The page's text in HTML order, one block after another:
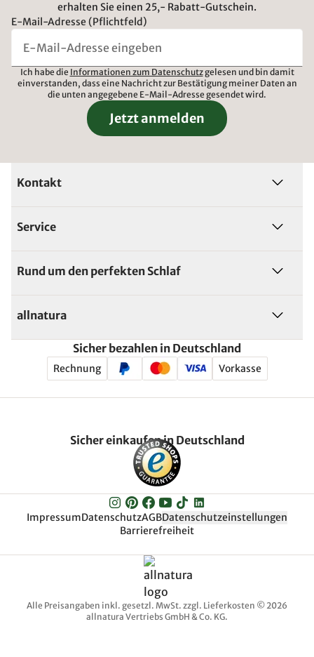
erhalten Sie einen 25,- Rabatt-Gutschein.
E-Mail-Adresse (Pflichtfeld)
Ich habe die Informationen zum Datenschutzgelesen und bin damit
einverstanden, dass eine Nachricht zur Bestätigung meiner Daten an
die unten angegebene E-Mail-Adresse gesendet wird.
Jetzt anmelden
Kontakt
Service
Rund um den perfekten Schlaf
allnatura
Sicher bezahlen in Deutschland
Rechnung Vorkasse
Sicher einkaufen in Deutschland
ImpressumDatenschutzAGBDatenschutzeinstellungen
Barrierefreiheit
Alle Preisangaben inkl. gesetzl. MwSt. zzgl. Lieferkosten © 2026
allnatura Vertriebs GmbH & Co. KG.